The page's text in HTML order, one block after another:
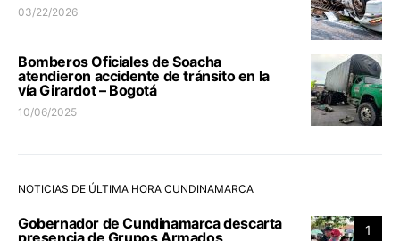
03/22/2026
Bomberos Oficiales de Soacha
atendieron accidente de tránsito en la
vía Girardot – Bogotá
10/06/2025
NOTICIAS DE ÚLTIMA HORA CUNDINAMARCA
1
Gobernador de Cundinamarca descarta
presencia de Grupos Armados